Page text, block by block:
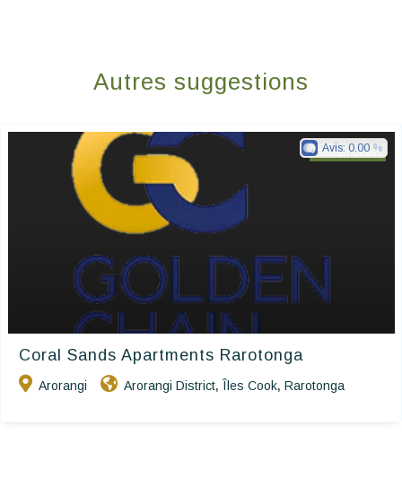
Autres suggestions
Golden Chain
Coral Sands Apartments Rarotonga
Arorangi Arorangi District, Îles Cook, Rarotonga
Avis: 0.00